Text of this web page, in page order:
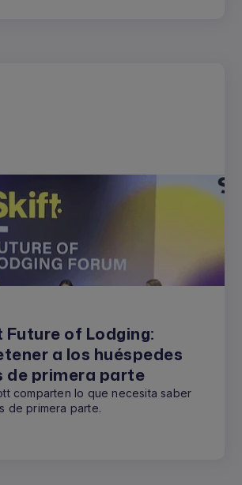
of Lodging:
a los huéspedes
de primera parte
comparten lo que necesita saber
de primera parte.